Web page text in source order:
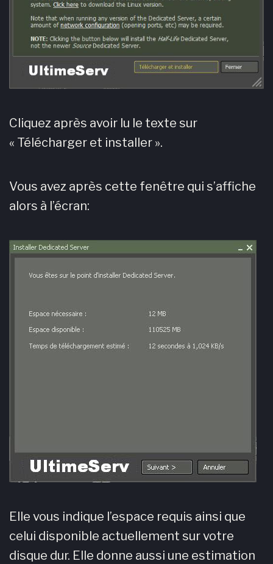
Cliquez après avoir lu le texte sur
« Télécharger et installer ».
Vous avez après cette fenêtre qui s’affiche
alors à l’écran:
Elle vous indique l’espace requis ainsi que
celui disponible actuellement sur votre
disque dur. Elle donne aussi une estimation